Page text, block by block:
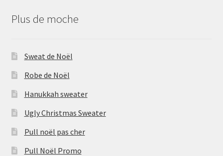
Plus de moche
Sweat de Noël
Robe de Noël
Hanukkah sweater
Ugly Christmas Sweater
Pull noël pas cher
Pull Noël Promo